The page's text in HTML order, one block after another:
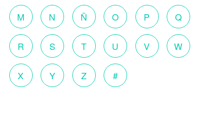
M N Ñ O P Q
R S T U V W
X Y Z #